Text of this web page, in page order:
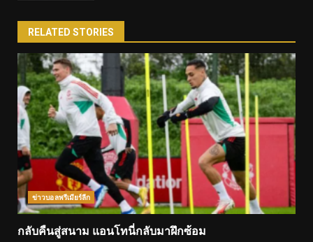
RELATED STORIES
ข่าวบอลพรีเมียร์ลีก
กลับคืนสู่สนาม แอนโทนี่กลับมาฝึกซ้อม